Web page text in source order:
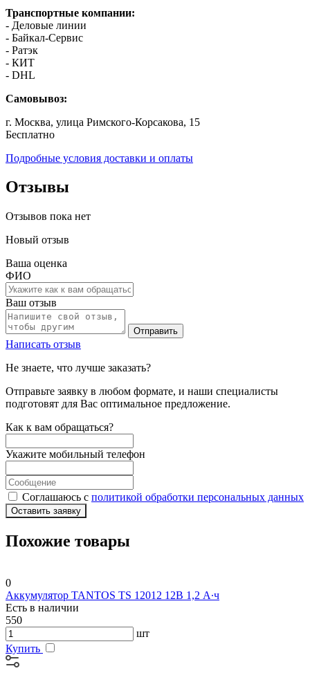
Транспортные компании:
- Деловые линии
- Байкал-Сервис
- Ратэк
- КИТ
- DHL
Самовывоз:
г. Москва, улица Римского-Корсакова, 15
Бесплатно
Подробные условия доставки и оплаты
Отзывы
Отзывов пока нет
Новый отзыв
Ваша оценка
ФИО
Ваш отзыв
Отправить
Написать отзыв
Не знаете, что лучше заказать?
Отправьте заявку в любом формате, и наши специалисты
подготовят для Вас оптимальное предложение.
Как к вам обращаться?
Укажите мобильный телефон
Соглашаюсь с политикой обработки персональных данных
Оставить заявку
Похожие товары
0
Аккумулятор TANTOS TS 12012 12В 1,2 А∙ч
Есть в наличии
550
шт
Купить